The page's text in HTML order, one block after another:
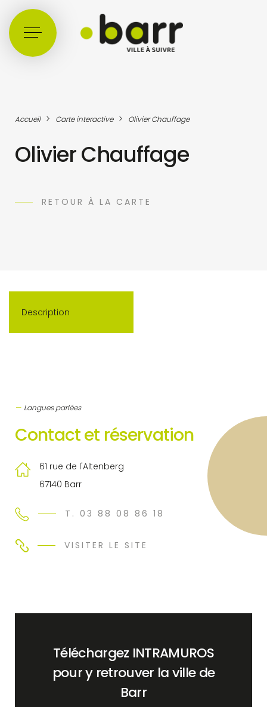
Accueil > Carte interactive > Olivier Chauffage
Olivier Chauffage
RETOUR À LA CARTE
Description
Langues parlées
Contact et réservation
61 rue de l'Altenberg
67140 Barr
T. 03 88 08 86 18
VISITER LE SITE
Téléchargez INTRAMUROS
pour y retrouver la ville de
Barr